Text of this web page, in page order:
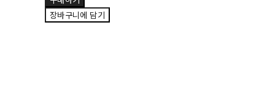
장바구니에 담기